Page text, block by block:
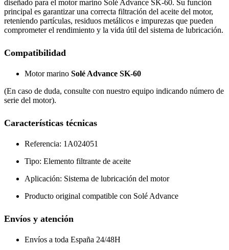
diseñado para el motor marino Solé Advance SK-60. Su función
principal es garantizar una correcta filtración del aceite del motor,
reteniendo partículas, residuos metálicos e impurezas que pueden
comprometer el rendimiento y la vida útil del sistema de lubricación.
Compatibilidad
Motor marino Solé Advance SK-60
(En caso de duda, consulte con nuestro equipo indicando número de
serie del motor).
Características técnicas
Referencia: 1A024051
Tipo: Elemento filtrante de aceite
Aplicación: Sistema de lubricación del motor
Producto original compatible con Solé Advance
Envíos y atención
Envíos a toda España 24/48H